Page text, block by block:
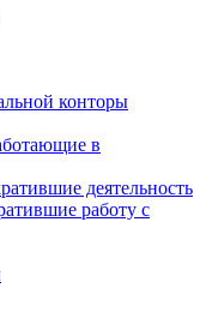
конторы
в
деятельность
работу с